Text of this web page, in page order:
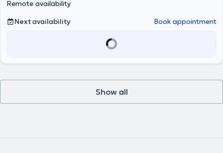
Remote availability
Next availability
Book appointment
Show all